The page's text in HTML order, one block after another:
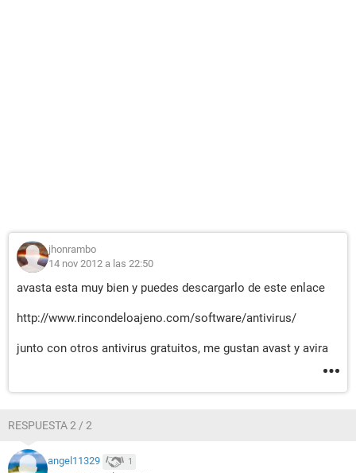
jhonrambo
14 nov 2012 a las 22:50
avasta esta muy bien y puedes descargarlo de este enlace
http://www.rincondeloajeno.com/software/antivirus/
junto con otros antivirus gratuitos, me gustan avast y avira
RESPUESTA 2 / 2
angel11329 1